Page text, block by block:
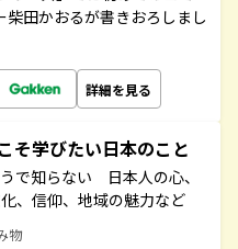
田かおるが書きおろしまし
詳細を見る
そ学びたい日本のこと
で知らない 日本人の心、
、信仰、地域の魅力など
物